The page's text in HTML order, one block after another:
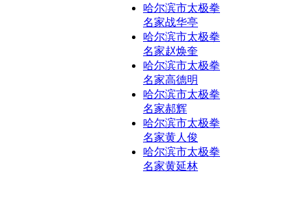
哈尔滨市太极拳
名家战华亭
哈尔滨市太极拳
名家赵焕奎
哈尔滨市太极拳
名家高德明
哈尔滨市太极拳
名家郝辉
哈尔滨市太极拳
名家黄人俊
哈尔滨市太极拳
名家黄延林